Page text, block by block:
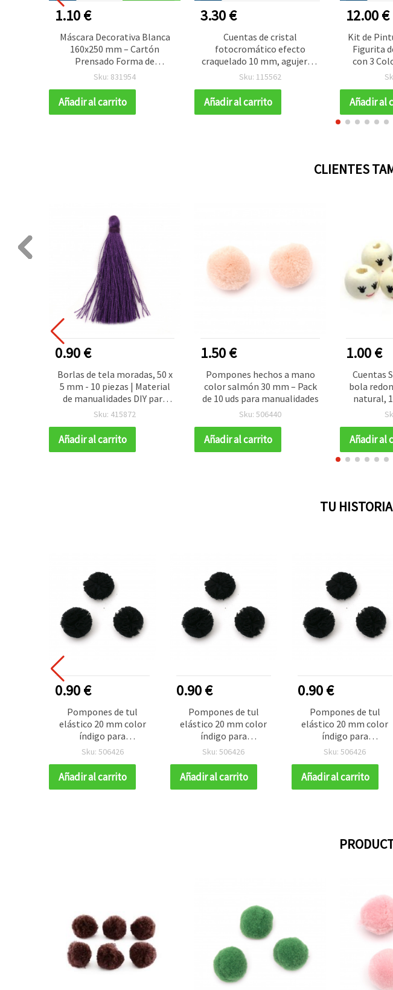
1.10 €
Máscara Decorativa Blanca
160x250 mm – Cartón
Prensado Forma de
Superhéroe para
DIY
Sku: 831954
Añadir al carrito
3.30 €
Cuentas de cristal
fotocromático efecto
craquelado 10 mm, agujero 1
mm, rosa que se vuelve lila
ideal para bisutería,
abalorios y manualidades DIY
Sku: 115562
Añadir al carrito
12.00 €
Kit de
Figurita
con 3
Set Rosa
Añadir al
CLIENTES
0.90 €
Borlas de tela moradas, 50 x
5 mm - 10 piezas | Material
de manualidades DIY para
bisutería, llaveros,
Sku: 415872
Añadir al carrito
1.50 €
Pompones hechos a mano
color salmón 30 mm – Pack
de 10 uds para manualidades
Sku: 506440
Añadir al carrito
1.00 €
Cuentas
bola
natural,
Añadir al
TU
0.90 €
Pompones de tul
elástico 20 mm color
índigo para
manualidades - 10
Sku: 506426
Añadir al carrito
0.90 €
Pompones de tul
elástico 20 mm color
índigo para
manualidades - 10
Sku: 506426
Añadir al carrito
0.90 €
Pompones de tul
elástico 20 mm color
índigo para
manualidades - 10
Sku: 506426
Añadir al carrito